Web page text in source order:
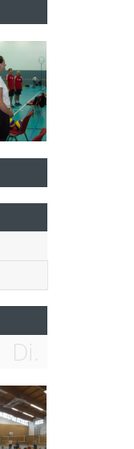
Di.